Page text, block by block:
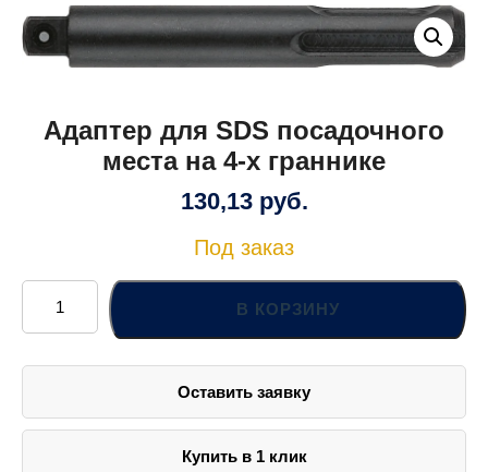
Адаптер для SDS посадочного
места на 4-х граннике
130,13 руб.
Под заказ
Количество
товара
Адаптер
для
посадочного
х
В КОРЗИНУ
Оставить заявку
Купить в 1 клик